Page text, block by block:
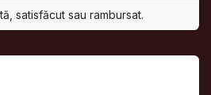
satisfăcut sau rambursat.